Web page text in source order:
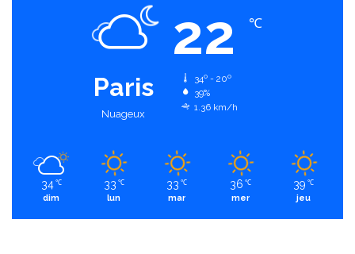
Paris
Nuageux
22 ℃
34º - 20º
39%
1.36 km/h
34 ℃
dim
33 ℃
lun
33 ℃
mar
36 ℃
mer
39 ℃
jeu